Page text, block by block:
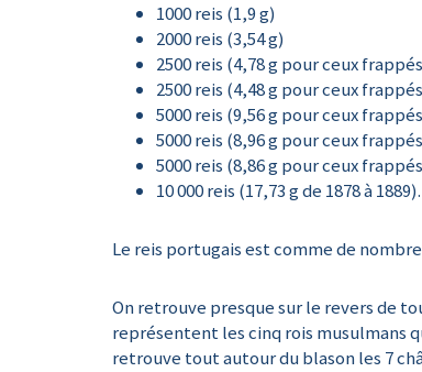
1000 reis (1,9 g)
2000 reis (3,54 g)
2500 reis (4,78 g pour ceux
2500 reis (4,48 g pour ceux
5000 reis (9,56 g pour ceux
5000 reis (8,96 g pour ceux
5000 reis (8,86 g pour ceux
10 000 reis (17,73 g de 1878 à 1889).
Le reis portugais est comme de
On retrouve presque sur le revers de
représentent les cinq rois musulmans
retrouve tout autour du blason les 7